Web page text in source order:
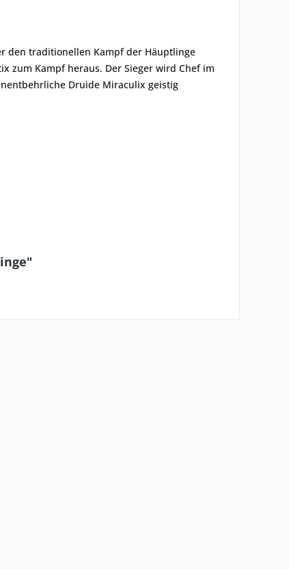
den traditionellen Kampf der Häuptlinge
zum Kampf heraus. Der Sieger wird Chef im
Druide Miraculix geistig